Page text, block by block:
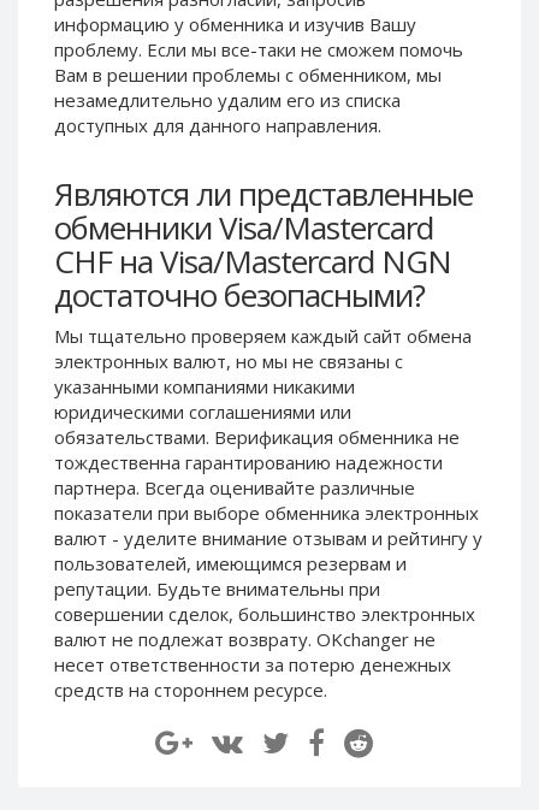
информацию у обменника и изучив Вашу
проблему. Если мы все-таки не сможем помочь
Вам в решении проблемы c обменником, мы
незамедлительно удалим его из списка
доступных для данного направления.
Являются ли представленные
обменники Visa/Mastercard
CHF на Visa/Mastercard NGN
достаточно безопасными?
Мы тщательно проверяем каждый сайт обмена
электронных валют, но мы не связаны c
указанными компаниями никакими
юридическими соглашениями или
обязательствами. Верификация обменника не
тождественна гарантированию надежности
партнера. Всегда оценивайте различные
показатели при выборе обменника электронных
валют - уделите внимание отзывам и рейтингу у
пользователей, имеющимся резервам и
репутации. Будьте внимательны при
совершении сделок, большинство электронных
валют не подлежат возврату. OKchanger не
несет ответственности за потерю денежных
средств на стороннем ресурсе.
Neteller NOK
Neteller SEK
PaySera USD
PaySera EUR
AliPay CNY
UnionPay CNY
Paymer USD
Paymer RUB
Capitalist USD
Capitalist RUB
Capitalist EUR
Payoneer USD
Payoneer EUR
Revolut Binance USD
(BUSD)
Revolut USD
Revolut EUR
Revolut GBP
Global24 UAH
Piastrix RUB
Neteller NOK
Neteller SEK
PaySera USD
PaySera EUR
UnionPay CNY
Paymer USD
Paymer RUB
Paymer UAH
Capitalist USD
Capitalist RUB
Capitalist EUR
Payoneer USD
Payoneer EUR
Revolut Binance USD
(BUSD)
Revolut USD
Revolut EUR
Revolut GBP
Piastrix RUB